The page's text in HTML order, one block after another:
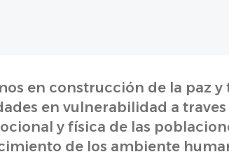
en construcción de la paz
en vulnerabilidad a
y física de las
de los ambiente